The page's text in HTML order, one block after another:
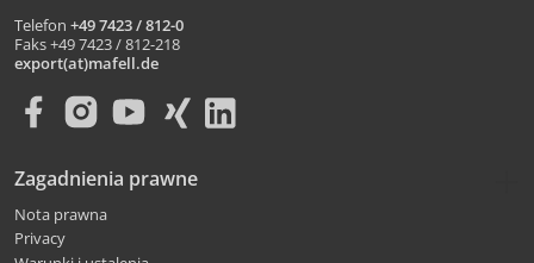
Telefon +49 7423 / 812-0
Faks +49 7423 / 812-218
export(at)mafell.de
Zagadnienia prawne
Nota prawna
Privacy